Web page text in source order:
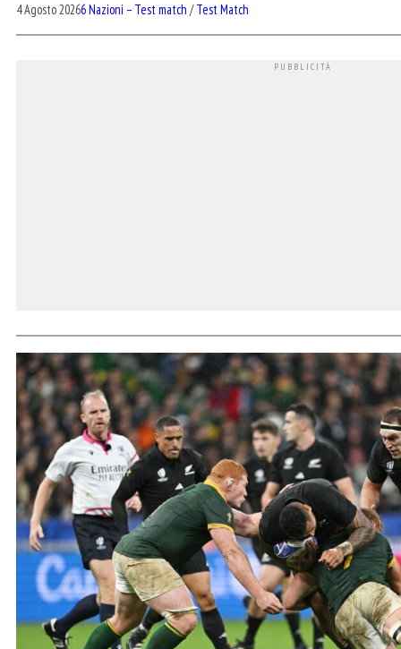
4 Agosto 20266 Nazioni – Test match /Test Match